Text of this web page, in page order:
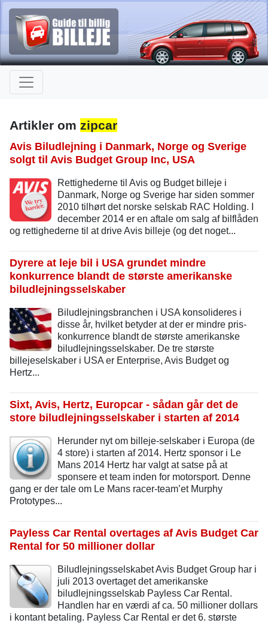
Artikler om zipcar
Avis Biludlejning i Danmark, Norge og Sverige
solgt til Avis Budget Group Inc, USA
Rettighederne til Avis og Budget billeje i
Danmark, Norge og Sverige har siden sommer
2010 tilhørt det norske selskab RAC Holding. I
december 2014 er en aftale om salg af bilflåden
og rettighederne til at drive Avis billeje (og det noget...
Dyrere at leje bil i USA grundet mindre
konkurrence blandt de største amerikanske
biludlejningsselskaber
Biludlejningsbranchen i USA konsolideres i
disse år, hvilket betyder at der er mindre pris-
konkurrence blandt de største amerikanske
biludlejningsselskaber. De tre største
billejeselskaber i USA er Enterprise, Avis Budget og
Hertz...
Sixt, Avis, Hertz, Europcar - sådan går det de
store biludlejningsselskaber i starten af 2014
Herunder nyt om billeje-selskaber i Europa (de
4 store) i starten af 2014. Hertz sponsor i Le
Mans 2014 Hertz har valgt at satse på at
sponsere et team inden for motorsport. Denne
gang er der tale om Le Mans racer-team’et Murphy
Prototypes...
Payless Car Rental overtages af Avis Budget Car
Rental for 50 millioner dollar
Biludlejningsselskabet Avis Budget Group har i
juli 2013 overtaget det amerikanske
biludlejningsselskab Payless Car Rental.
Handlen har en værdi af ca. 50 millioner dollars
i kontant betaling. Payless Car Rental er det 6. største